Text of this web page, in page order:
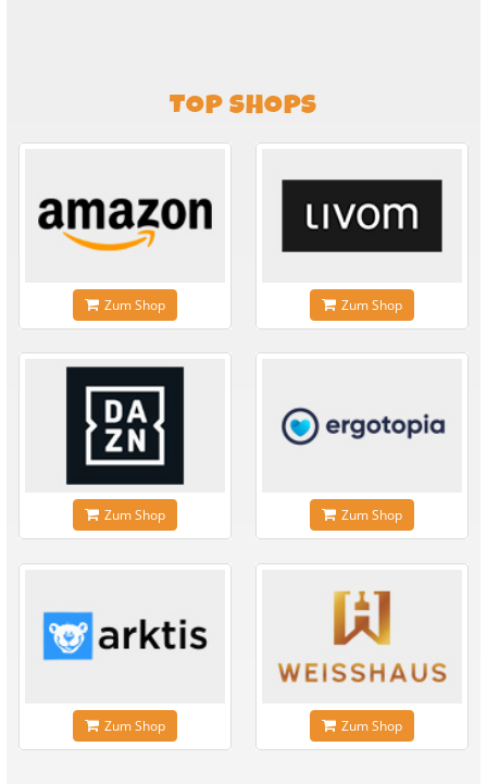
TOP SHOPS
Zum Shop Zum Shop
Zum Shop Zum Shop
Zum Shop Zum Shop